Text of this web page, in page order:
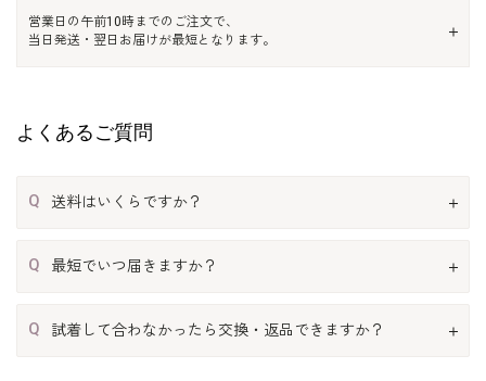
営業日の午前10時までのご注文で、
当日発送・翌日お届けが最短となります。
よくあるご質問
Q 送料はいくらですか？
Q 最短でいつ届きますか？
Q 試着して合わなかったら交換・返品できますか？